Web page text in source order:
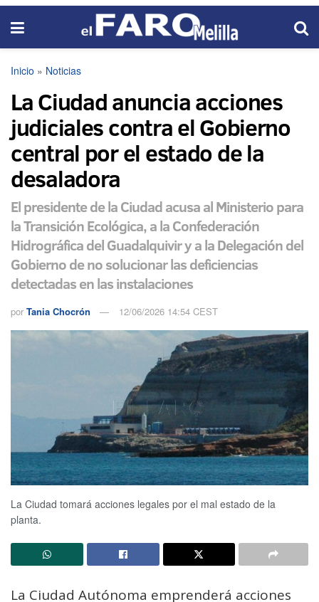
Inicio » Noticias
La Ciudad anuncia acciones
judiciales contra el Gobierno
central por el estado de la
desaladora
El presidente de la Ciudad acusa al Ministerio para
la Transición Ecológica, a la Confederación
Hidrográfica del Guadalquivir y a la Delegación del
Gobierno de no solucionar las deficiencias
detectadas en las instalaciones
por Tania Chocrón 12/06/2026 14:54 CEST
La Ciudad tomará acciones legales por el mal estado de la
planta.
La Ciudad Autónoma emprenderá acciones